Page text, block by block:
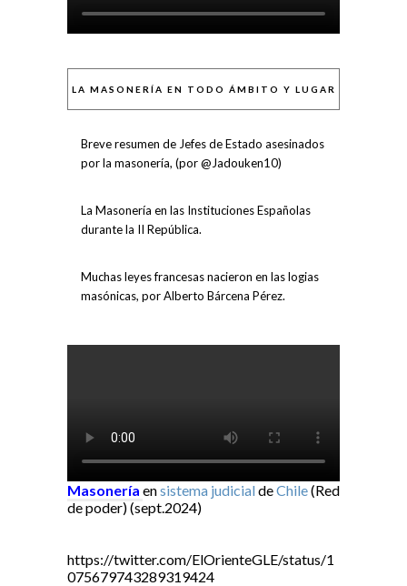
LA MASONERÍA EN TODO ÁMBITO Y LUGAR
Breve resumen de Jefes de Estado asesinados
por la masonería, (por @Jadouken10)
La Masonería en las Instituciones Españolas
durante la II República.
Muchas leyes francesas nacieron en las logias
masónicas, por Alberto Bárcena Pérez.
Masonería ensistema judicialdeChile(Red
de poder) (sept.2024)
https://twitter.com/ElOrienteGLE/status/1
075679743289319424